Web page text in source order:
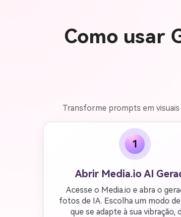
Como usar
Transforme prompts em
1
Abrir Media.io AI
Acesse o Media.io e abra o
fotos de IA. Escolha um modo
que se adapte à sua vibração,